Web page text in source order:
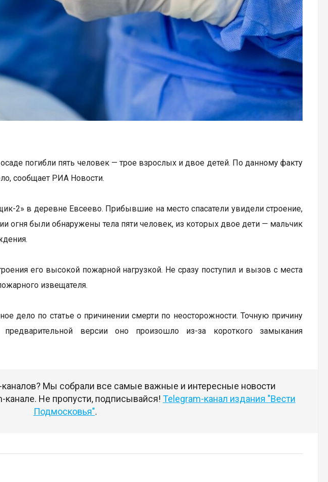
погибли пять человек — трое взрослых и двое детей. По данному факту
сообщает РИА Новости.
2» в деревне Евсеево. Прибывшие на место спасатели увидели строение,
огня были обнаружены тела пяти человек, из которых двое дети — мальчик
его высокой пожарной нагрузкой. Не сразу поступил и вызов с места
извещателя.
дело по статье о причинении смерти по неосторожности. Точную причину
версии оно произошло из-за короткого замыкания
каналов? Мы собрали все самые важные и интересные новости
канале. Не пропусти, подписывайся! Telegram-канал издания "Вести
Подмосковья".